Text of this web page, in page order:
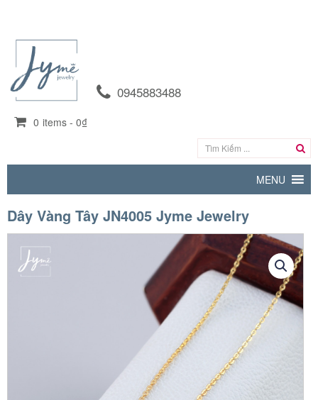
0945883488
0 items - 0₫
MENU
Dây Vàng Tây JN4005 Jyme Jewelry